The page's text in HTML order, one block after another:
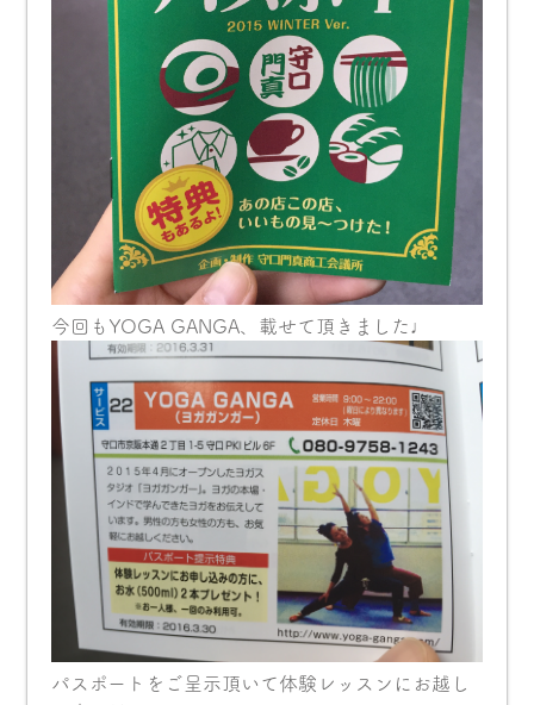
今回もYOGA GANGA、載せて頂きました♩
パスポートをご呈示頂いて体験レッスンにお越し